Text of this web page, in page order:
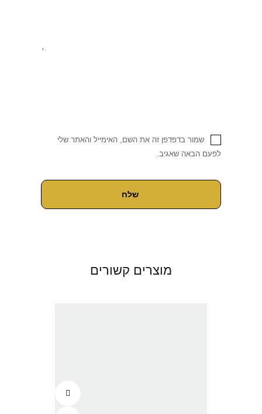
שמור בדפדפן זה את השם, האימייל והאתר שלי
לפעם הבאה שאגיב.
מוצרים קשורים